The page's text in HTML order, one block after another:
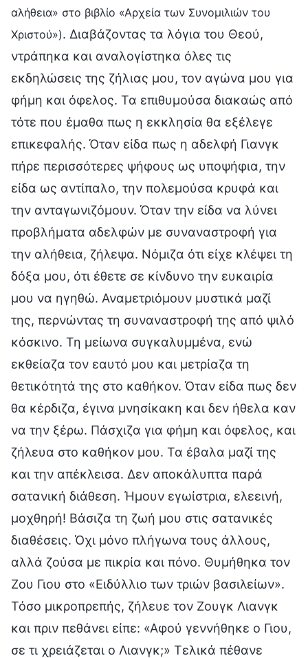
αλήθεια» στο βιβλίο «Αρχεία των Συνομιλιών του
Χριστού»). Διαβάζοντας τα λόγια του Θεού,
ντράπηκα και αναλογίστηκα όλες τις
εκδηλώσεις της ζήλιας μου, τον αγώνα μου για
φήμη και όφελος. Τα επιθυμούσα διακαώς από
τότε που έμαθα πως η εκκλησία θα εξέλεγε
επικεφαλής. Όταν είδα πως η αδελφή Γιανγκ
πήρε περισσότερες ψήφους ως υποψήφια, την
είδα ως αντίπαλο, την πολεμούσα κρυφά και
την ανταγωνιζόμουν. Όταν την είδα να λύνει
προβλήματα αδελφών με συναναστροφή για
την αλήθεια, ζήλεψα. Νόμιζα ότι είχε κλέψει τη
δόξα μου, ότι έθετε σε κίνδυνο την ευκαιρία
μου να ηγηθώ. Αναμετριόμουν μυστικά μαζί
της, περνώντας τη συναναστροφή της από ψιλό
κόσκινο. Τη μείωνα συγκαλυμμένα, ενώ
εκθείαζα τον εαυτό μου και μετρίαζα τη
θετικότητά της στο καθήκον. Όταν είδα πως δεν
θα κέρδιζα, έγινα μνησίκακη και δεν ήθελα καν
να την ξέρω. Πάσχιζα για φήμη και όφελος, και
ζήλευα στο καθήκον μου. Τα έβαλα μαζί της
και την απέκλεισα. Δεν αποκάλυπτα παρά
σατανική διάθεση. Ήμουν εγωίστρια, ελεεινή,
μοχθηρή! Βάσιζα τη ζωή μου στις σατανικές
διαθέσεις. Όχι μόνο πλήγωνα τους άλλους,
αλλά ζούσα με πικρία και πόνο. Θυμήθηκα τον
Ζου Γιου στο «Ειδύλλιο των τριών βασιλείων».
Τόσο μικροπρεπής, ζήλευε τον Ζουγκ Λιανγκ
και πριν πεθάνει είπε: «Αφού γεννήθηκε ο Γιου,
σε τι χρειάζεται ο Λιανγκ;» Τελικά πέθανε